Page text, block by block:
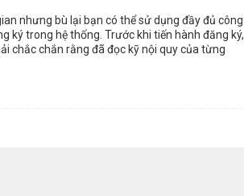
nhưng bù lại bạn có thể sử dụng đầy đủ công
ký trong hệ thống. Trước khi tiến hành đăng ký,
chắc chắn rằng đã đọc kỹ nội quy của từng